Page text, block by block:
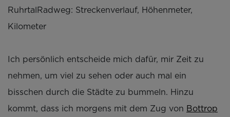
RuhrtalRadweg: Streckenverlauf, Höhenmeter,
Kilometer
Ich persönlich entscheide mich dafür, mir Zeit zu
nehmen, um viel zu sehen oder auch mal ein
bisschen durch die Städte zu bummeln. Hinzu
kommt, dass ich morgens mit dem Zug von Bottrop